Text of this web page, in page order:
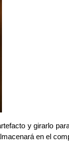
y girarlo
en el